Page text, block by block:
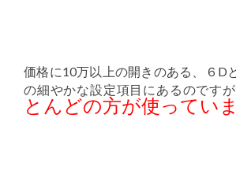
価格に10万以上の開きのある、６D
の細やかな設定項目にあるのですが
とんどの方が使ってい